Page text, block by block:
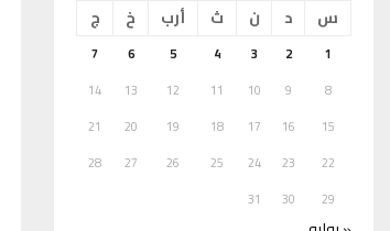
س
د ن ث أرب خ ج
1
2
3
4
5
6
7
8
9
10
11
12
13
14
15
16
17
18
19
20
21
22
23
24
25
26
27
28
29
30
31